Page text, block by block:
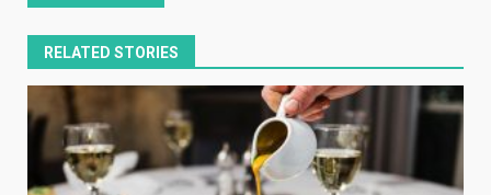
RELATED STORIES